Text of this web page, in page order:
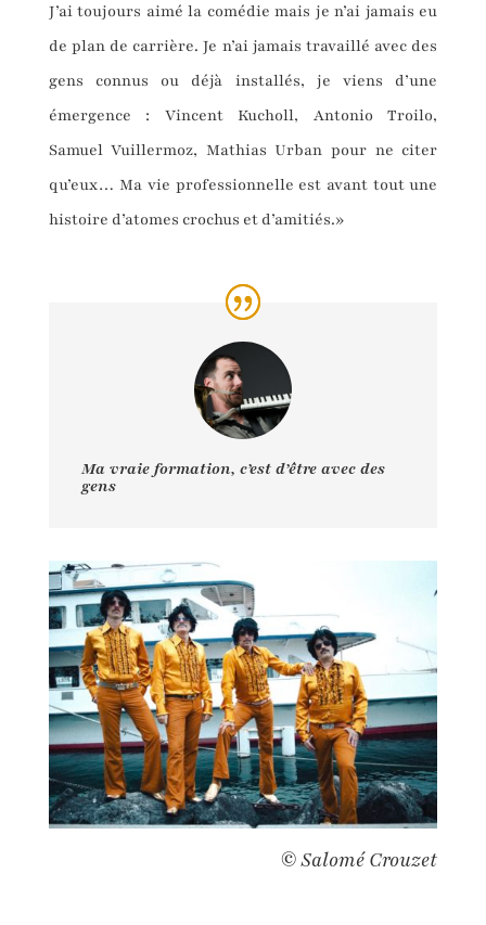
J’ai toujours aimé la comédie mais je n’ai jamais eu
de plan de carrière. Je n’ai jamais travaillé avec des
gens connus ou déjà installés, je viens d’une
émergence : Vincent Kucholl, Antonio Troilo,
Samuel Vuillermoz, Mathias Urban pour ne citer
qu’eux… Ma vie professionnelle est avant tout une
histoire d’atomes crochus et d’amitiés.»
Ma vraie formation, c’est d’être avec des
gens
© Salomé Crouzet